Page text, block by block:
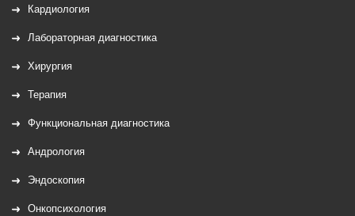
Кардиология
Лабораторная диагностика
Хирургия
Терапия
Функциональная диагностика
Андрология
Эндоскопия
Онкопсихология